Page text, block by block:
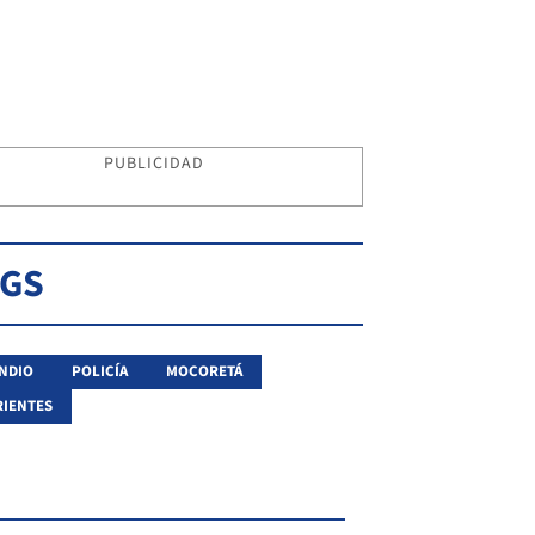
PUBLICIDAD
POLICÍA
MOCORETÁ